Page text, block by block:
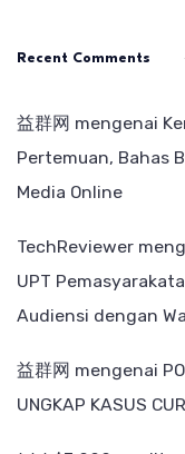
Recent Comments
益群网 mengenai
Pertemuan, Bahas
Media Online
TechReviewer
UPT
Audiensi dengan
益群网 mengenai
UNGKAP KASUS